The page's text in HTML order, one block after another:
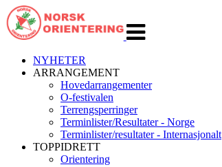
navigasjon
NYHETER
ARRANGEMENT
Hovedarrangementer
O-festivalen
Terrengsperringer
Terminlister/Resultater - Norge
Terminlister/resultater - Internasjonalt
TOPPIDRETT
Orientering